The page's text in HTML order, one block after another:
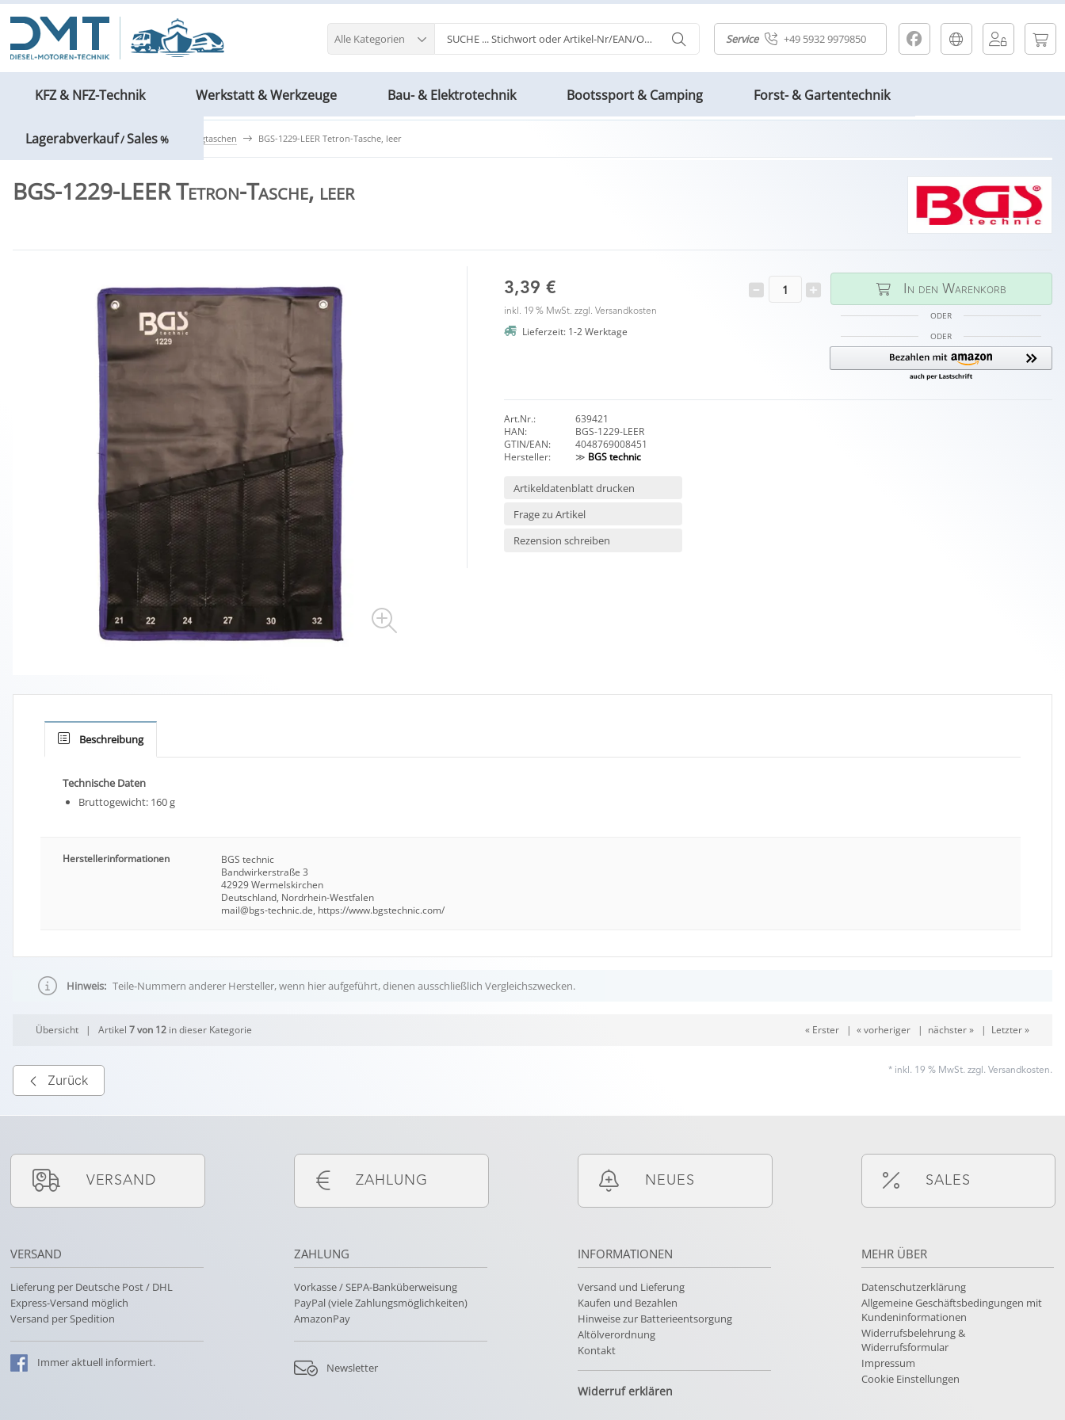
Service +49 5932 9979850
Alle Kategorien
KFZ & NFZ-Technik Werkstatt & Werkzeuge Bau- & Elektrotechnik Bootssport & Camping Forst- & Gartentechnik
Lagerabverkauf/Sales%
Werkstatt & Werkzeuge Werkzeugtaschen BGS-1229-LEER Tetron-Tasche, leer
BGS-1229-LEER Tetron-Tasche, leer
3,39 €
inkl. 19 % MwSt. zzgl. Versandkosten
Lieferzeit: 1-2 Werktage
In den Warenkorb
ODER
ODER
Art.Nr.:
639421
HAN:
BGS-1229-LEER
GTIN/EAN:
4048769008451
Hersteller:
≫ BGS technic
Artikeldatenblatt drucken
Frage zu Artikel
Rezension schreiben
Beschreibung
Technische Daten
Bruttogewicht: 160 g
Herstellerinformationen
BGS technic
Bandwirkerstraße 3
42929 Wermelskirchen
Deutschland, Nordrhein-Westfalen
mail@bgs-technic.de, https://www.bgstechnic.com/
Hinweis: Teile-Nummern anderer Hersteller, wenn hier aufgeführt, dienen ausschließlich Vergleichszwecken.
Übersicht | Artikel7 von 12 in dieser Kategorie « Erster| « vorheriger| nächster »| Letzter »
Zurück
* inkl. 19 % MwSt. zzgl. Versandkosten.
VERSAND
VERSAND
Lieferung per Deutsche Post / DHL
Express-Versand möglich
Versand per Spedition
Immeraktuell informiert.
ZAHLUNG
ZAHLUNG
Vorkasse / SEPA-Banküberweisung
PayPal (viele Zahlungsmöglichkeiten)
AmazonPay
Newsletter
NEUES
INFORMATIONEN
Versand und Lieferung
Kaufen und Bezahlen
Hinweise zur Batterieentsorgung
Altölverordnung
Kontakt
Widerruf erklären
SALES
MEHR ÜBER
Datenschutzerklärung
Allgemeine Geschäftsbedingungen mit
Kundeninformationen
Widerrufsbelehrung &
Widerrufsformular
Impressum
Cookie Einstellungen